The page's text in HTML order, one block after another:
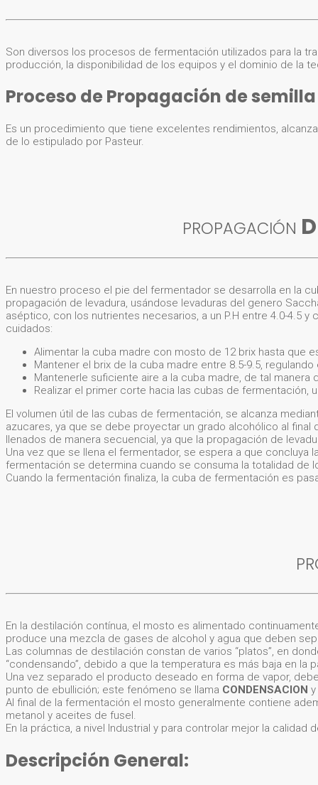
Son diversos los procesos de fermentación utilizados para la
producción, la disponibilidad de los equipos y el dominio de la
Proceso de Propagación de
Es un procedimiento que tiene excelentes rendimientos,
de lo estipulado por Pasteur.
PROPAGACIÓN
En nuestro proceso el pie del fermentador se desarrolla en la
propagación de levadura, usándose levaduras del genero
aséptico, con los nutrientes necesarios, a un P.H entre 4.0-4.5
cuidados:
Alimentar la cuba madre con mosto de 12 brix hasta que
Mantener el brix de la cuba madre entre 8.5-9.5,
Mantenerle suficiente aire a la cuba madre, de tal
Realizar el primer corte hacia las cubas de fermentación,
El volumen útil de las cubas de fermentación, se alcanza
azucares, ya que se debe proyectar un grado alcohólico al
llenados de manera secuencial, ya que la propagación de
Una vez que se llena el fermentador, se espera a que concluya
fermentación se determina cuando se consuma la totalidad de
Cuando la fermentación finaliza, la cuba de fermentación es
En la destilación contínua, el mosto es alimentado
produce una mezcla de gases de alcohol y agua que deben
Las columnas de destilación constan de varios “platos”, en
“condensando”, debido a que la temperatura es más baja en
Una vez separado el producto deseado en forma de vapor,
punto de ebullición; este fenómeno se llama CONDENSACION
Al final de la fermentación el mosto generalmente contiene
metanol y aceites de fusel.
En la práctica, a nivel Industrial y para controlar mejor la calidad
Descripción General: